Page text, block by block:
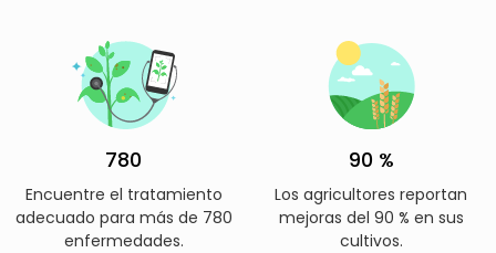
780
Encuentre el tratamiento
adecuado para más de 780
enfermedades.
90 %
Los agricultores reportan
mejoras del 90 % en sus
cultivos.